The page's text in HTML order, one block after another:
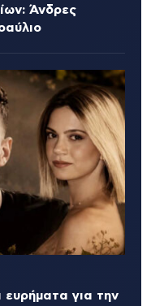
Άνδρες
για την